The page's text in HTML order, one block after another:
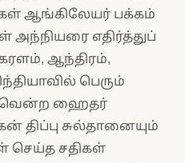
ஆங்கிலேயர் பக்கம்
அந்நியரை எதிர்த்துப்
ஆந்திரம்,
பெரும்
வென்ற ஹைதர்
திப்பு சுல்தானையும்
செய்த சதிகள்